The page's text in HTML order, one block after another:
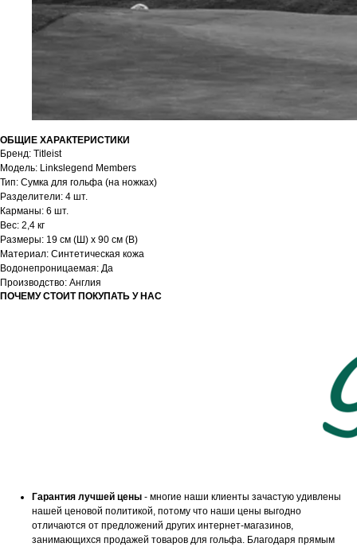
ОБЩИЕ ХАРАКТЕРИСТИКИ
Бренд: Titleist
Модель: Linkslegend Members
Тип: Cумка для гольфа (на ножках)
Разделители: 4 шт.
Карманы: 6 шт.
Вес: 2,4 кг
Размеры: 19 см (Ш) х 90 см (В)
Материал: Синтетическая кожа
Водонепроницаемая: Да
Производство: Англия
ПОЧЕМУ СТОИТ ПОКУПАТЬ У НАС
Гарантия лучшей цены - многие наши клиенты зачастую удивлены
нашей ценовой политикой, потому что наши цены выгодно
отличаются от предложений других интернет-магазинов,
занимающихся продажей товаров для гольфа. Благодаря прямым